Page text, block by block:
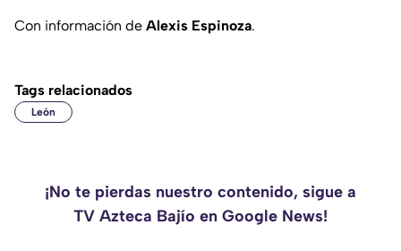
Con información de Alexis Espinoza.
Tags relacionados
León
¡No te pierdas nuestro contenido, sigue a
TV Azteca Bajío en Google News!